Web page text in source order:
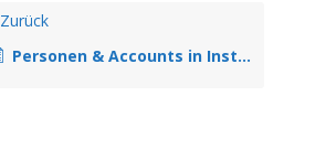
Zurück
Personen & Accounts in Instagram-Beiträgen markieren (User Tags)